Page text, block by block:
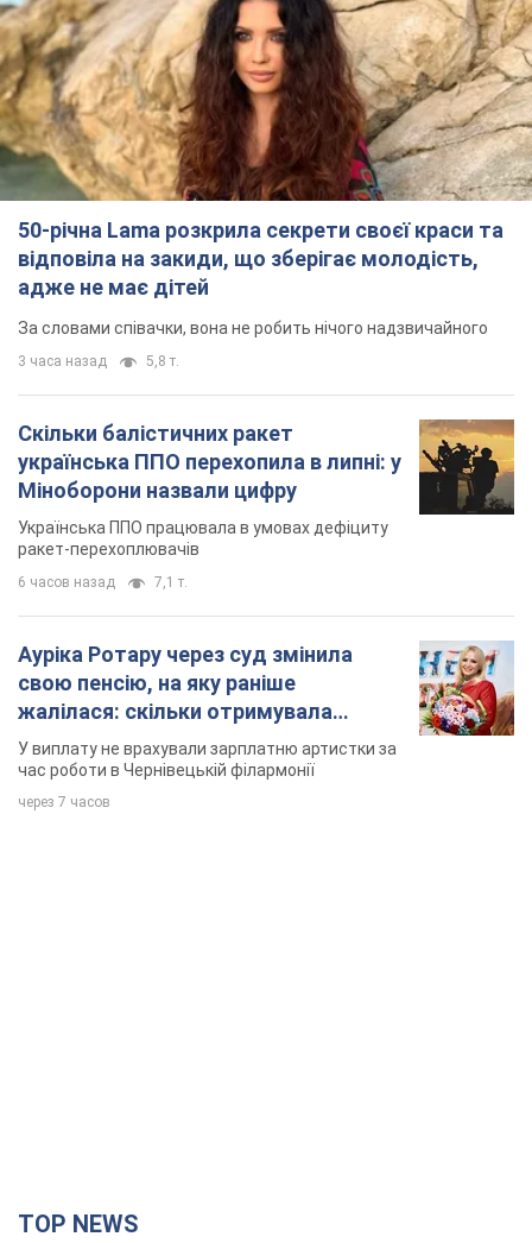
50-річна Lama розкрила секрети своєї краси та
відповіла на закиди, що зберігає молодість,
адже не має дітей
За словами співачки, вона не робить нічого надзвичайного
3 часа назад 5,8 т.
Скільки балістичних ракет
українська ППО перехопила в липні: у
Міноборони назвали цифру
Українська ППО працювала в умовах дефіциту
ракет-перехоплювачів
6 часов назад 7,1 т.
Ауріка Ротару через суд змінила
свою пенсію, на яку раніше
жалілася: скільки отримувала
співачка
У виплату не врахували зарплатню артистки за
час роботи в Чернівецькій філармонії
через 7 часов
TOP NEWS